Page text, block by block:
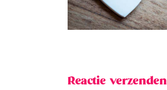
Reactie verzenden